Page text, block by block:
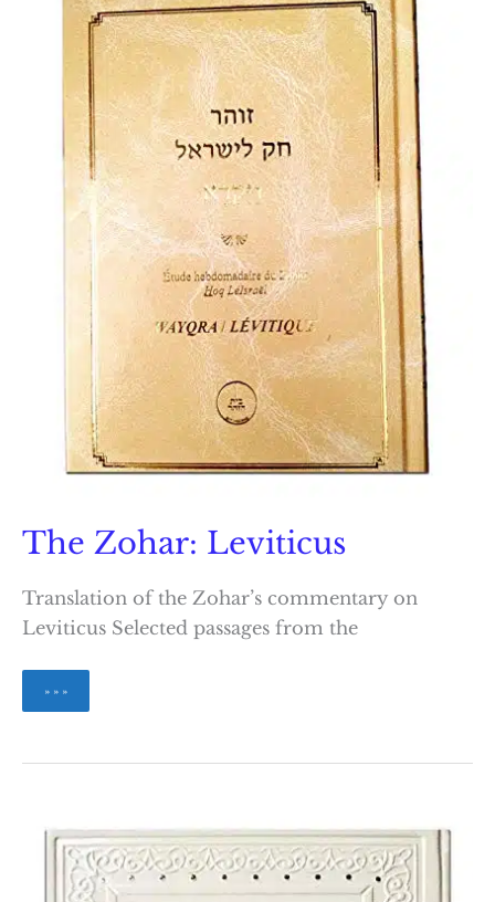
The Zohar: Leviticus
Translation of the Zohar’s commentary on
Leviticus Selected passages from the
The
Zohar:
» » »